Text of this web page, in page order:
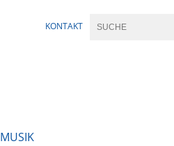
KONTAKT
MUSIK